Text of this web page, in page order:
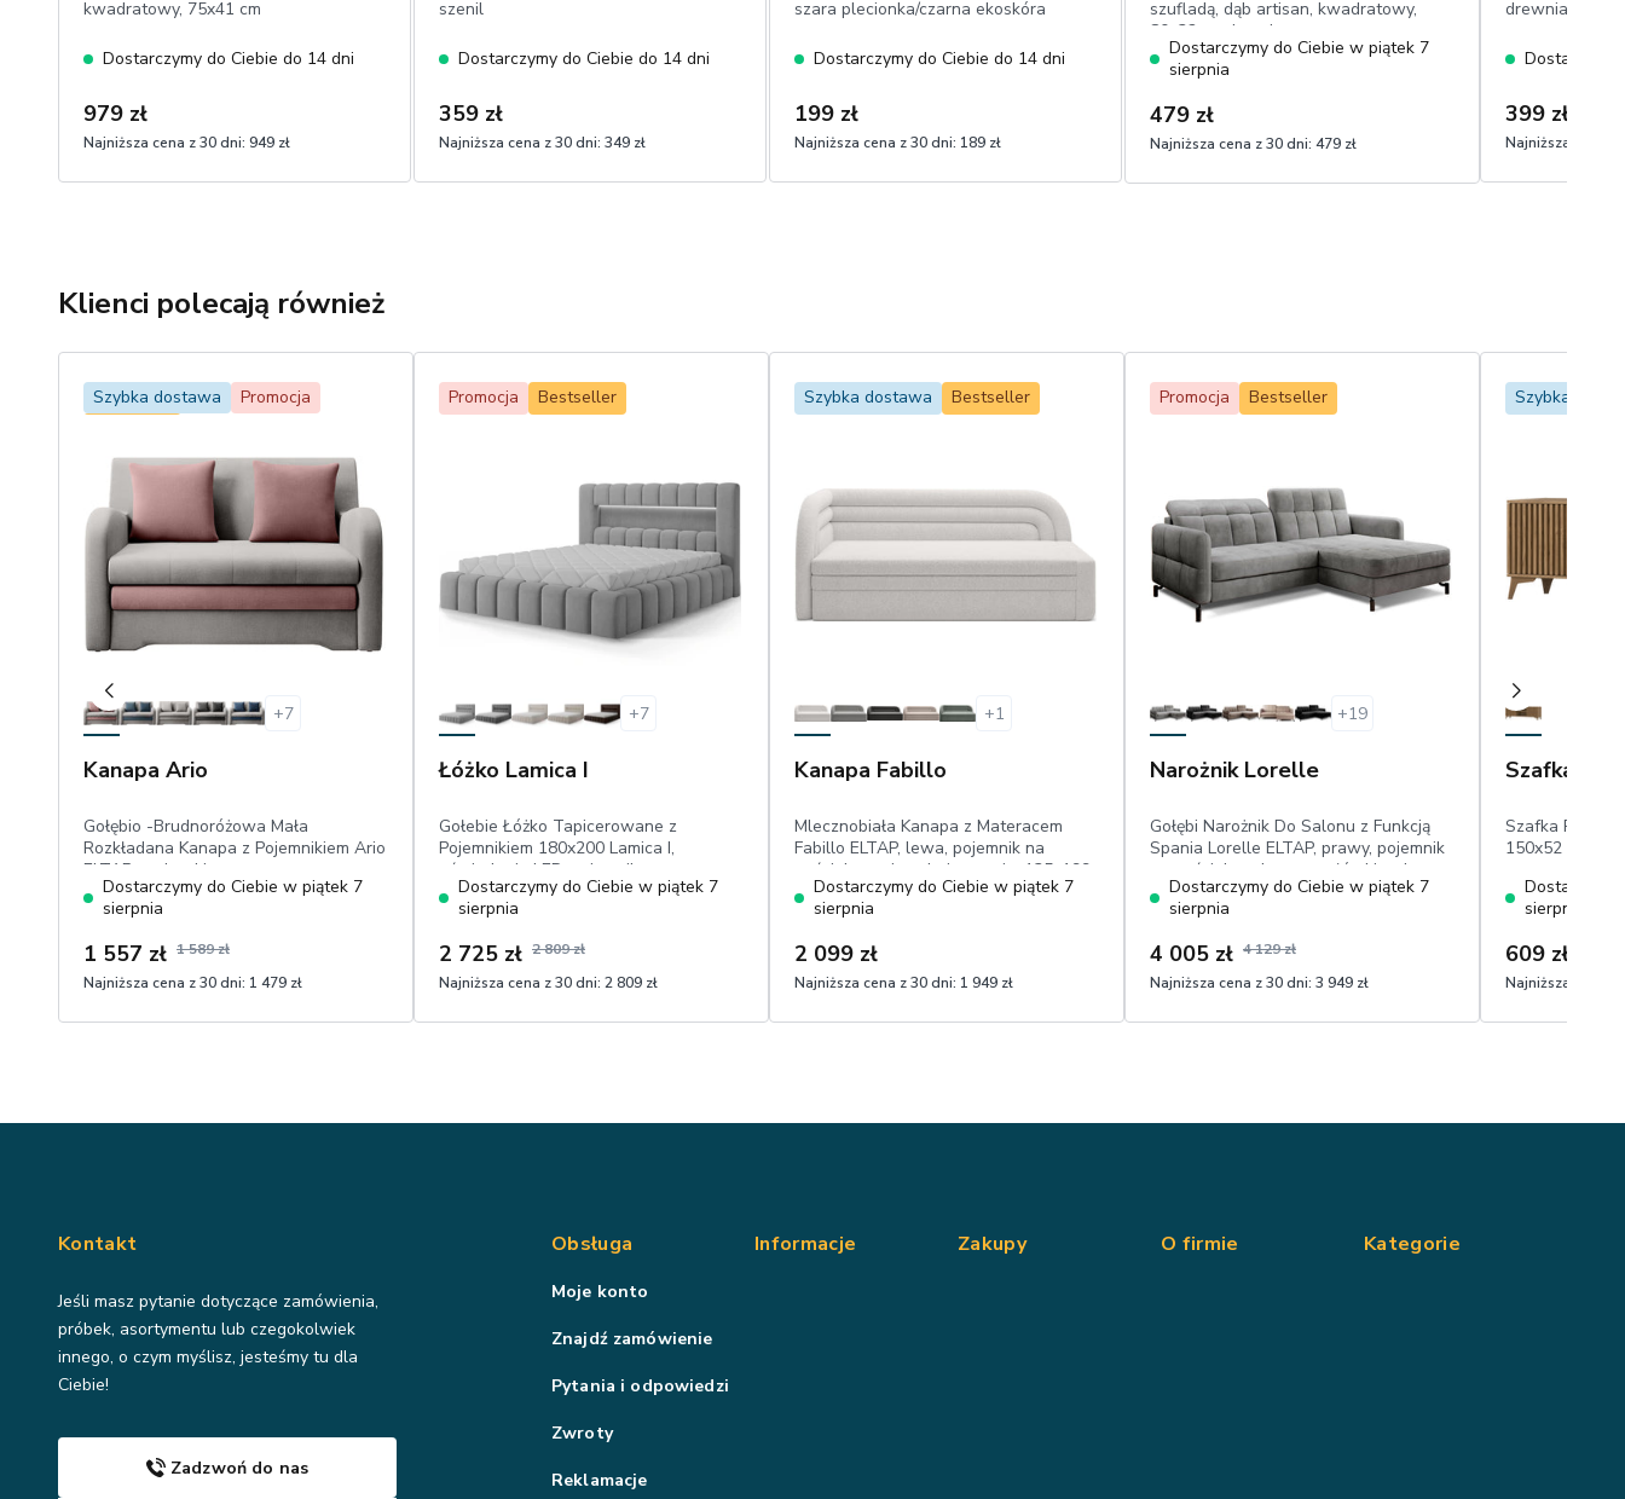
kwadratowy, 75x41 cm
Dostarczymy do Ciebie do 14 dni
979 zł
Najniższa cena z 30 dni: 949 zł
szenil
Dostarczymy do Ciebie do 14 dni
359 zł
Najniższa cena z 30 dni: 349 zł
szara plecionka/czarna ekoskóra
Dostarczymy do Ciebie do 14 dni
199 zł
Najniższa cena z 30 dni: 189 zł
szufladą, dąb artisan, kwadratowy,
80x32 cm, lamele
Dostarczymy do Ciebie w piątek 7
sierpnia
479 zł
Najniższa cena z 30 dni: 479 zł
drewniany,
399 zł
Najniższa cena z
Klienci polecają również
Szybka dostawa
Promocja
+7
Kanapa Ario
Gołębio -Brudnoróżowa Mała
Rozkładana Kanapa z Pojemnikiem Ario
ELTAP, poduszki
dekoracyjne,powierzchnia
spania:111x196 cm, velvet
Dostarczymy do Ciebie w piątek 7
sierpnia
1 557 zł 1 589 zł
Najniższa cena z 30 dni: 1 479 zł
Promocja Bestseller
+7
Łóżko Lamica I
Gołebie Łóżko Tapicerowane z
Pojemnikiem 180x200 Lamica I,
oświetlenie LED, pojemnik,
tapicerowane wezgłowie, rama
drewniana, welwet hydrofobowy
Dostarczymy do Ciebie w piątek 7
sierpnia
2 725 zł 2 809 zł
Najniższa cena z 30 dni: 2 809 zł
Szybka dostawa Bestseller
+1
Kanapa Fabillo
Mlecznobiała Kanapa z Materacem
Fabillo ELTAP, lewa, pojemnik na
pościel, powierzchnia spania: 135x199
cm, dwa materace, miękka, przyjemna
w dotyku boucle
Dostarczymy do Ciebie w piątek 7
sierpnia
2 099 zł
Najniższa cena z 30 dni: 1 949 zł
Promocja Bestseller
+19
Narożnik Lorelle
Gołębi Narożnik Do Salonu z Funkcją
Spania Lorelle ELTAP, prawy, pojemnik
na pościel, ruchome zagłówki, velvet
hydrofobowy
Dostarczymy do Ciebie w piątek 7
sierpnia
4 005 zł 4 129 zł
Najniższa cena z 30 dni: 3 949 zł
Szybka
Szafka
Szafka RTV
150x52 cm, 2
sierpnia
609 zł
Najniższa cena z
Kontakt
Jeśli masz pytanie dotyczące zamówienia,
próbek, asortymentu lub czegokolwiek
innego, o czym myślisz, jesteśmy tu dla
Ciebie!
Zadzwoń do nas
Obsługa
Moje konto
Znajdź zamówienie
Pytania i odpowiedzi
Zwroty
Reklamacje
Informacje Zakupy O firmie Kategorie